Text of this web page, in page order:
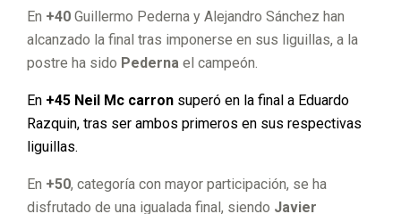
En +40 Guillermo Pederna y Alejandro Sánchez han
alcanzado la final tras imponerse en sus liguillas, a la
postre ha sido Pederna el campeón.
En +45 Neil Mc carron superó en la final a Eduardo
Razquin, tras ser ambos primeros en sus respectivas
liguillas.
En +50, categoría con mayor participación, se ha
disfrutado de una igualada final, siendo Javier